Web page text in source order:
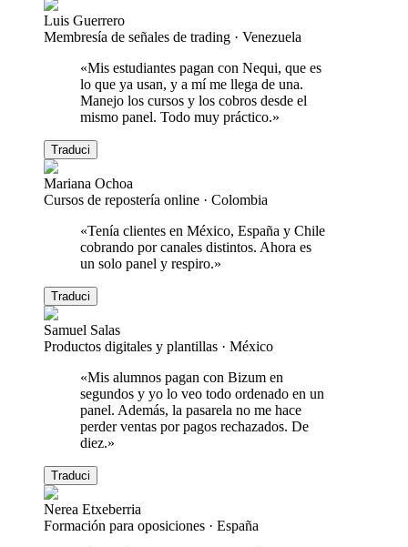
Luis Guerrero
Membresía de señales de trading · Venezuela
«Mis estudiantes pagan con Nequi, que es
lo que ya usan, y a mí me llega de una.
Manejo los cursos y los cobros desde el
mismo panel. Todo muy práctico.»
Traduci
Mariana Ochoa
Cursos de repostería online · Colombia
«Tenía clientes en México, España y Chile
cobrando por canales distintos. Ahora es
un solo panel y respiro.»
Traduci
Samuel Salas
Productos digitales y plantillas · México
«Mis alumnos pagan con Bizum en
segundos y yo lo veo todo ordenado en un
panel. Además, la pasarela no me hace
perder ventas por pagos rechazados. De
diez.»
Traduci
Nerea Etxeberria
Formación para oposiciones · España